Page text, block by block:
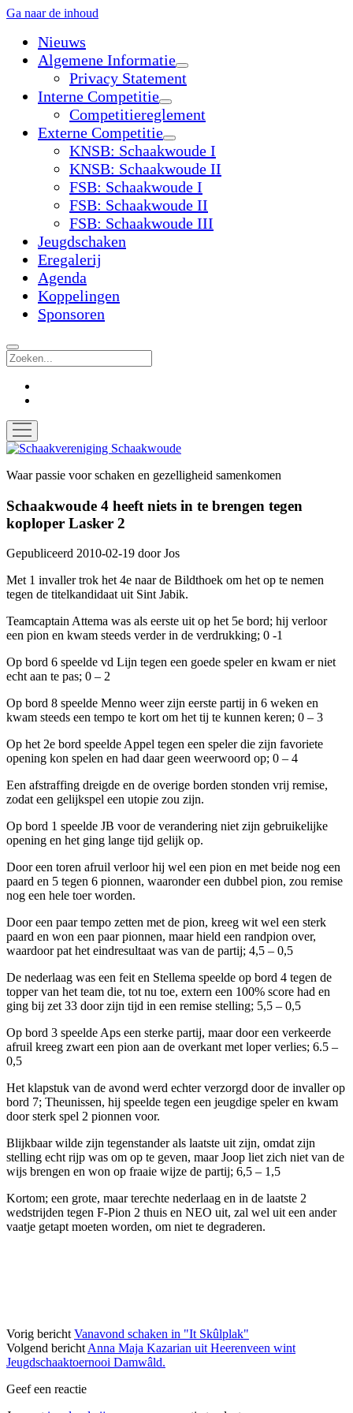
Ga naar de inhoud
Nieuws
Algemene Informatie
open
dropdown
Privacy Statement
Interne Competitie
open
dropdown
Competitiereglement
Externe Competitie
open
dropdown
menu
KNSB: Schaakwoude I
KNSB: Schaakwoude II
FSB: Schaakwoude I
FSB: Schaakwoude II
FSB: Schaakwoude III
Jeugdschaken
Eregalerij
Agenda
Koppelingen
Sponsoren
Zoek
open
menu
Schaakvereniging
Waar passie voor schaken en gezelligheid samenkomen
Schaakwoude 4 heeft niets in te brengen tegen
koploper Lasker 2
Gepubliceerd 2010-02-19 doorJos
Met 1 invaller trok het 4e naar de Bildthoek om het op te nemen
tegen de titelkandidaat uit Sint Jabik.
Teamcaptain Attema was als eerste uit op het 5e bord; hij verloor
een pion en kwam steeds verder in de verdrukking; 0 -1
Op bord 6 speelde vd Lijn tegen een goede speler en kwam er niet
echt aan te pas; 0 – 2
Op bord 8 speelde Menno weer zijn eerste partij in 6 weken en
kwam steeds een tempo te kort om het tij te kunnen keren; 0 – 3
Op het 2e bord speelde Appel tegen een speler die zijn favoriete
opening kon spelen en had daar geen weerwoord op; 0 – 4
Een afstraffing dreigde en de overige borden stonden vrij remise,
zodat een gelijkspel een utopie zou zijn.
Op bord 1 speelde JB voor de verandering niet zijn gebruikelijke
opening en het ging lange tijd gelijk op.
Door een toren afruil verloor hij wel een pion en met beide nog een
paard en 5 tegen 6 pionnen, waaronder een dubbel pion, zou remise
nog een hele toer worden.
Door een paar tempo zetten met de pion, kreeg wit wel een sterk
paard en won een paar pionnen, maar hield een randpion over,
waardoor pat het eindresultaat was van de partij; 4,5 – 0,5
De nederlaag was een feit en Stellema speelde op bord 4 tegen de
topper van het team die, tot nu toe, extern een 100% score had en
ging bij zet 33 door zijn tijd in een remise stelling; 5,5 – 0,5
Op bord 3 speelde Aps een sterke partij, maar door een verkeerde
afruil kreeg zwart een pion aan de overkant met loper verlies; 6.5 –
0,5
Het klapstuk van de avond werd echter verzorgd door de invaller op
bord 7; Theunissen, hij speelde tegen een jeugdige speler en kwam
door sterk spel 2 pionnen voor.
Blijkbaar wilde zijn tegenstander als laatste uit zijn, omdat zijn
stelling echt rijp was om op te geven, maar Joop liet zich niet van de
wijs brengen en won op fraaie wijze de partij; 6,5 – 1,5
Kortom; een grote, maar terechte nederlaag en in de laatste 2
wedstrijden tegen F-Pion 2 thuis en NEO uit, zal wel uit een ander
vaatje getapt moeten worden, om niet te degraderen.
Vorig bericht Vanavond schaken in "It Skûlplak"
Volgend berichtAnna Maja Kazarian uit Heerenveen wint
Jeugdschaaktoernooi Damwâld.
Geef een reactie